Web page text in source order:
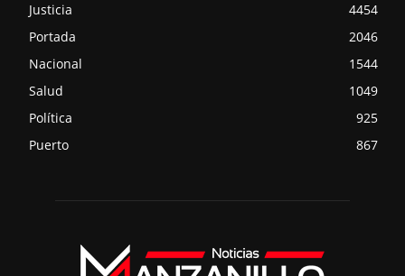
Justicia
4454
Portada
2046
Nacional
1544
Salud
1049
Política
925
Puerto
867